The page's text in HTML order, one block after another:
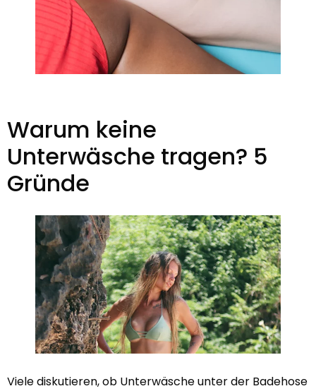
Warum keine
Unterwäsche tragen? 5
Gründe
Viele diskutieren, ob Unterwäsche unter der Badehose